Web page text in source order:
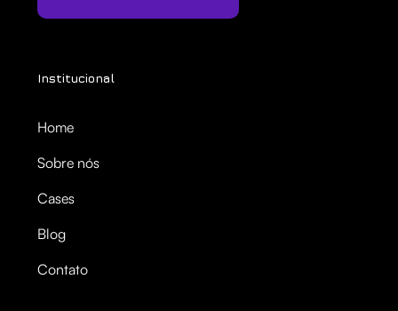
Institucional
Home
Sobre nós
Cases
Blog
Contato